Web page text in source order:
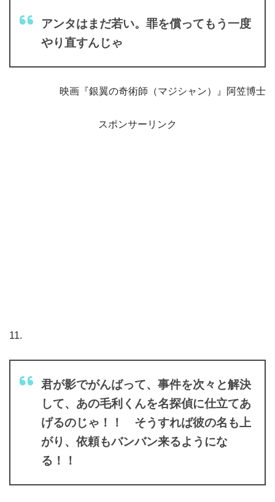
アンタはまだ若い。罪を償ってもう一度
やり直すんじゃ
映画『銀翼の奇術師（マジシャン）』阿笠博士
スポンサーリンク
11.
君が影でがんばって、事件を次々と解決
して、あの毛利くんを名探偵に仕立てあ
げるのじゃ！！ そうすれば彼の名も上
がり、依頼もバンバン来るようにな
る！！